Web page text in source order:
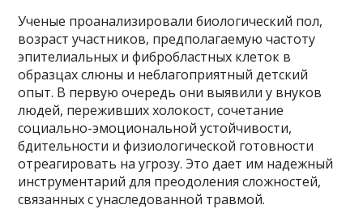
Ученые проанализировали биологический пол,
возраст участников, предполагаемую частоту
эпителиальных и фибробластных клеток в
образцах слюны и неблагоприятный детский
опыт. В первую очередь они выявили у внуков
людей, переживших холокост, сочетание
социально-эмоциональной устойчивости,
бдительности и физиологической готовности
отреагировать на угрозу. Это дает им надежный
инструментарий для преодоления сложностей,
связанных с унаследованной травмой.